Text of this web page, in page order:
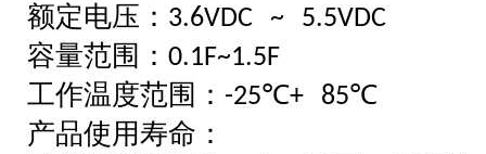
额定电压： 3.6VDC ~ 5.5VDC
容量范围： 0.1F~1.5F
工作温度范围： -25℃+ 85℃
产品使用寿命：